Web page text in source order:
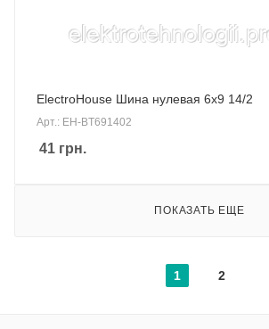
ElectroHouse Шина нулевая 6х9 14/2
Арт.: EH-BT691402
41 грн.
ПОКАЗАТЬ ЕЩЕ
1 2